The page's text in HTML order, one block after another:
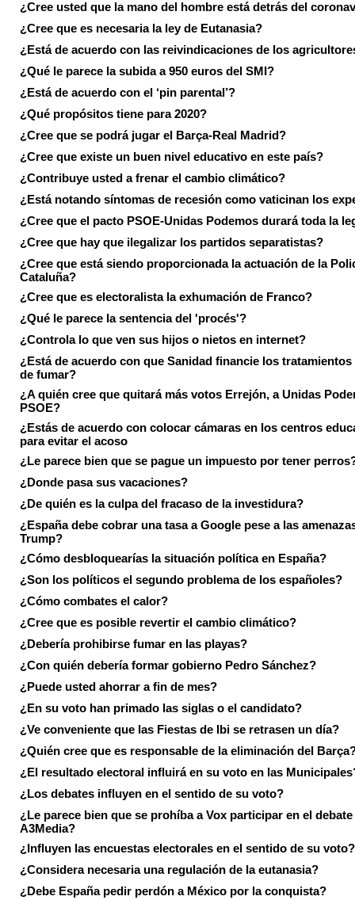
¿Cree usted que la mano del hombre está detrás del
¿Cree que es necesaria la ley de Eutanasia?
¿Está de acuerdo con las reivindicaciones de los
¿Qué le parece la subida a 950 euros del SMI?
¿Está de acuerdo con el ‘pin parental’?
¿Qué propósitos tiene para 2020?
¿Cree que se podrá jugar el Barça-Real Madrid?
¿Cree que existe un buen nivel educativo en este país?
¿Contribuye usted a frenar el cambio climático?
¿Está notando síntomas de recesión como vaticinan los
¿Cree que el pacto PSOE-Unidas Podemos durará toda la
¿Cree que hay que ilegalizar los partidos separatistas?
¿Cree que está siendo proporcionada la actuación de la
Cataluña?
¿Cree que es electoralista la exhumación de Franco?
¿Qué le parece la sentencia del 'procés'?
¿Controla lo que ven sus hijos o nietos en internet?
¿Está de acuerdo con que Sanidad financie los tratamientos
de fumar?
¿A quién cree que quitará más votos Errejón, a Unidas
PSOE?
¿Estás de acuerdo con colocar cámaras en los centros
para evitar el acoso
¿Le parece bien que se pague un impuesto por tener
¿Donde pasa sus vacaciones?
¿De quién es la culpa del fracaso de la investidura?
¿España debe cobrar una tasa a Google pese a las
Trump?
¿Cómo desbloquearías la situación política en España?
¿Son los políticos el segundo problema de los españoles?
¿Cómo combates el calor?
¿Cree que es posible revertir el cambio climático?
¿Debería prohibirse fumar en las playas?
¿Con quién debería formar gobierno Pedro Sánchez?
¿Puede usted ahorrar a fin de mes?
¿En su voto han primado las siglas o el candidato?
¿Ve conveniente que las Fiestas de Ibi se retrasen un día?
¿Quién cree que es responsable de la eliminación del
¿El resultado electoral influirá en su voto en las
¿Los debates influyen en el sentido de su voto?
¿Le parece bien que se prohíba a Vox participar en el debate
A3Media?
¿Influyen las encuestas electorales en el sentido de su voto?
¿Considera necesaria una regulación de la eutanasia?
¿Debe España pedir perdón a México por la conquista?